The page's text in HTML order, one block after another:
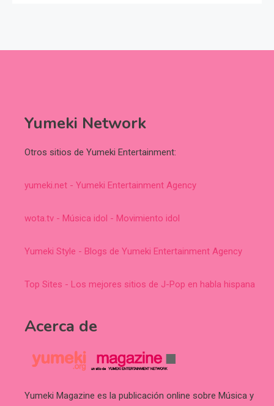
Yumeki Network
Otros sitios de Yumeki Entertainment:
yumeki.net - Yumeki Entertainment Agency
wota.tv - Música idol - Movimiento idol
Yumeki Style - Blogs de Yumeki Entertainment Agency
Top Sites - Los mejores sitios de J-Pop en habla hispana
Acerca de
Yumeki Magazine es la publicación online sobre Música y